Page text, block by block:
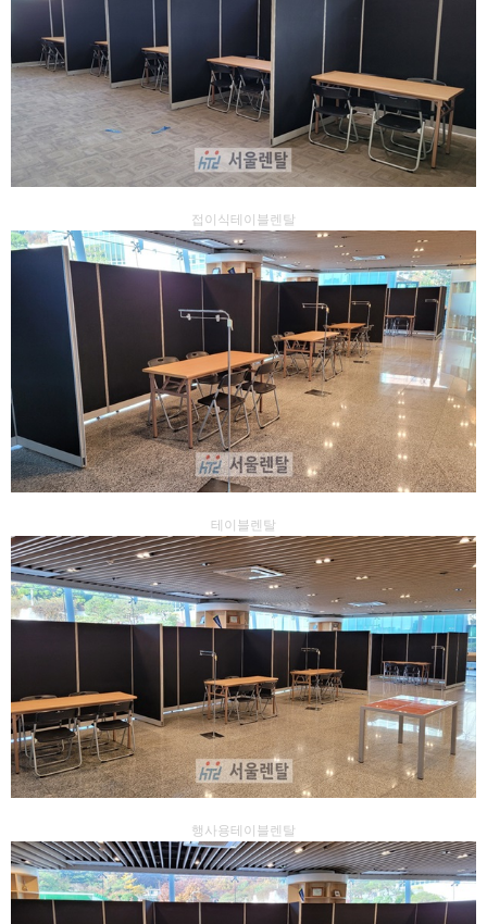
접이식테이블렌탈
테이블렌탈
행사용테이블렌탈